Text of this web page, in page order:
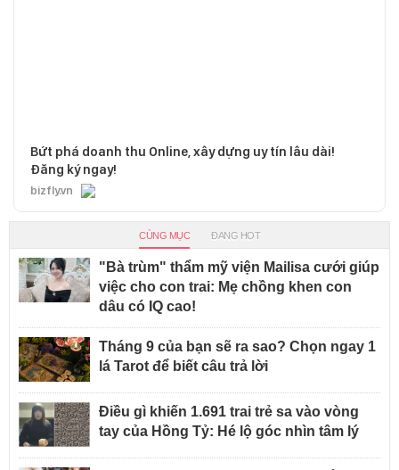
Bứt phá doanh thu Online, xây dựng uy tín lâu dài!
Đăng ký ngay!
bizfly.vn
CÙNG MỤC ĐANG HOT
"Bà trùm" thẩm mỹ viện Mailisa cưới giúp
việc cho con trai: Mẹ chồng khen con
dâu có IQ cao!
Tháng 9 của bạn sẽ ra sao? Chọn ngay 1
lá Tarot để biết câu trả lời
Điều gì khiến 1.691 trai trẻ sa vào vòng
tay của Hồng Tỷ: Hé lộ góc nhìn tâm lý